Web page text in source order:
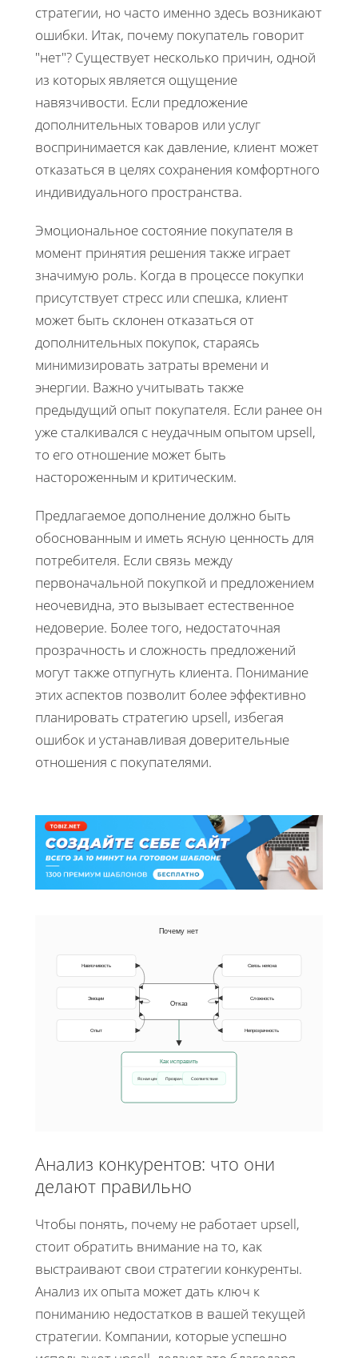
стратегии, но часто именно здесь возникают
ошибки. Итак, почему покупатель говорит
"нет"? Существует несколько причин, одной
из которых является ощущение
навязчивости. Если предложение
дополнительных товаров или услуг
воспринимается как давление, клиент может
отказаться в целях сохранения комфортного
индивидуального пространства.
Эмоциональное состояние покупателя в
момент принятия решения также играет
значимую роль. Когда в процессе покупки
присутствует стресс или спешка, клиент
может быть склонен отказаться от
дополнительных покупок, стараясь
минимизировать затраты времени и
энергии. Важно учитывать также
предыдущий опыт покупателя. Если ранее он
уже сталкивался с неудачным опытом upsell,
то его отношение может быть
настороженным и критическим.
Предлагаемое дополнение должно быть
обоснованным и иметь ясную ценность для
потребителя. Если связь между
первоначальной покупкой и предложением
неочевидна, это вызывает естественное
недоверие. Более того, недостаточная
прозрачность и сложность предложений
могут также отпугнуть клиента. Понимание
этих аспектов позволит более эффективно
планировать стратегию upsell, избегая
ошибок и устанавливая доверительные
отношения с покупателями.
Почему нет
Навязчивость
Эмоции
Опыт
Связь неясна
Сложность
Непрозрачность
Отказ
Как исправить
Ясная ценностьПрозрачностьСоответствие
Анализ конкурентов: что они
делают правильно
Чтобы понять, почему не работает upsell,
стоит обратить внимание на то, как
выстраивают свои стратегии конкуренты.
Анализ их опыта может дать ключ к
пониманию недостатков в вашей текущей
стратегии. Компании, которые успешно